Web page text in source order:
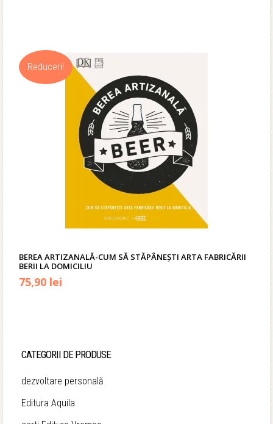
Reduceri!
BEREA ARTIZANALĂ-CUM SĂ STĂPÂNEȘTI ARTA FABRICĂRII
BERII LA DOMICILIU
Prețul
fost:
75,90 lei
75,90 lei.
CATEGORII DE PRODUSE
dezvoltare personală
Editura Aquila